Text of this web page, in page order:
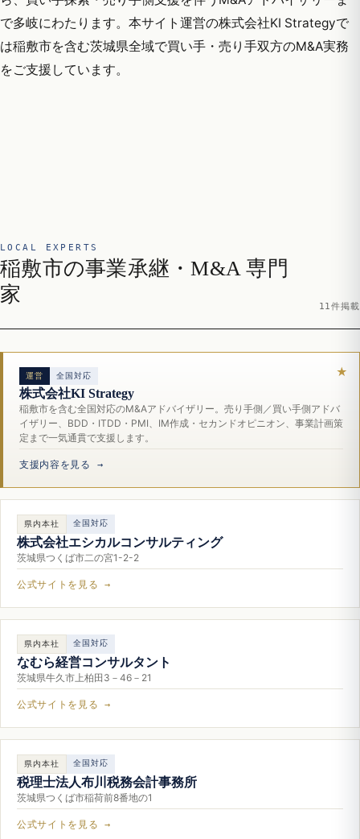
で多岐にわたります。本サイト運営の株式会社KI Strategyで
は稲敷市を含む茨城県全域で買い手・売り手双方のM&A実務
をご支援しています。
LOCAL EXPERTS
稲敷市の事業承継・M&A 専門
家
11件掲載
運営 全国対応
株式会社KI Strategy
稲敷市を含む全国対応のM&Aアドバイザリー。売り手側／買い手側アドバ
イザリー、BDD・ITDD・PMI、IM作成・セカンドオピニオン、事業計画策
定まで一気通貫で支援します。
支援内容を見る →
県内本社 全国対応
株式会社エシカルコンサルティング
茨城県つくば市二の宮1-2-2
公式サイトを見る →
県内本社 全国対応
なむら経営コンサルタント
茨城県牛久市上柏田3－46－21
公式サイトを見る →
県内本社 全国対応
税理士法人布川税務会計事務所
茨城県つくば市稲荷前8番地の1
公式サイトを見る →